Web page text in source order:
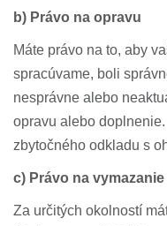
b) Právo na opravu
Máte právo na to, aby
spracúvame, boli
nesprávne alebo
opravu alebo
zbytočného odkladu s
c) Právo na vymazanie
Za určitých okolností